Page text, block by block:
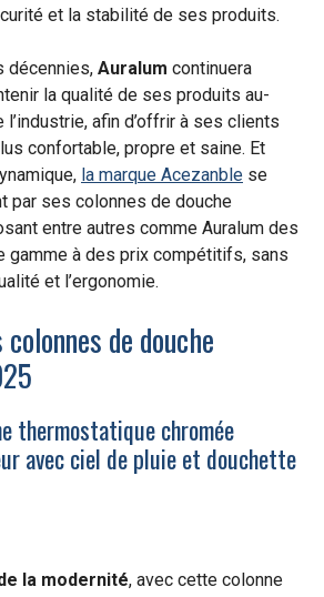
et la stabilité de ses produits.
décennies, Auralum continuera
la qualité de ses produits au-
afin d’offrir à ses clients
confortable, propre et saine. Et
la marque Acezanble se
par ses colonnes de douche
entre autres comme Auralum des
gamme à des prix compétitifs, sans
et l’ergonomie.
de douche
thermostatique chromée
avec ciel de pluie et douchette
la modernité, avec cette colonne